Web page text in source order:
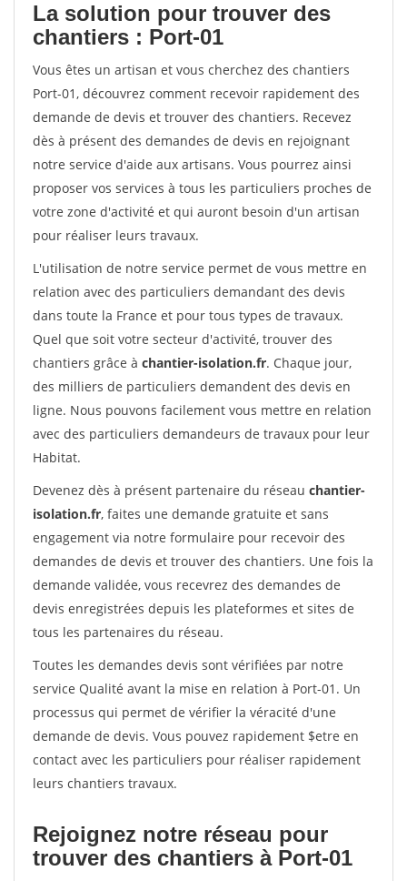
La solution pour trouver des
chantiers : Port-01
Vous êtes un artisan et vous cherchez des chantiers
Port-01, découvrez comment recevoir rapidement des
demande de devis et trouver des chantiers. Recevez
dès à présent des demandes de devis en rejoignant
notre service d'aide aux artisans. Vous pourrez ainsi
proposer vos services à tous les particuliers proches de
votre zone d'activité et qui auront besoin d'un artisan
pour réaliser leurs travaux.
L'utilisation de notre service permet de vous mettre en
relation avec des particuliers demandant des devis
dans toute la France et pour tous types de travaux.
Quel que soit votre secteur d'activité, trouver des
chantiers grâce à chantier-isolation.fr. Chaque jour,
des milliers de particuliers demandent des devis en
ligne. Nous pouvons facilement vous mettre en relation
avec des particuliers demandeurs de travaux pour leur
Habitat.
Devenez dès à présent partenaire du réseau chantier-
isolation.fr, faites une demande gratuite et sans
engagement via notre formulaire pour recevoir des
demandes de devis et trouver des chantiers. Une fois la
demande validée, vous recevrez des demandes de
devis enregistrées depuis les plateformes et sites de
tous les partenaires du réseau.
Toutes les demandes devis sont vérifiées par notre
service Qualité avant la mise en relation à Port-01. Un
processus qui permet de vérifier la véracité d'une
demande de devis. Vous pouvez rapidement $etre en
contact avec les particuliers pour réaliser rapidement
leurs chantiers travaux.
Rejoignez notre réseau pour
trouver des chantiers à Port-01